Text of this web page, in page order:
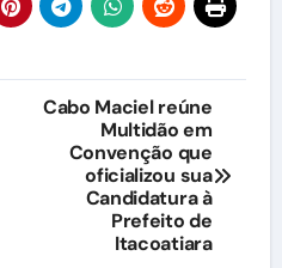
Cabo Maciel reúne
Multidão em
Convenção que
oficializou sua
Candidatura à
Prefeito de
Itacoatiara